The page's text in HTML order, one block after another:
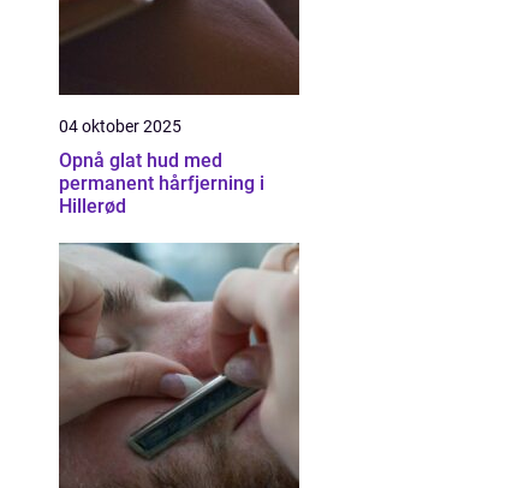
04 oktober 2025
Opnå glat hud med
permanent hårfjerning i
Hillerød